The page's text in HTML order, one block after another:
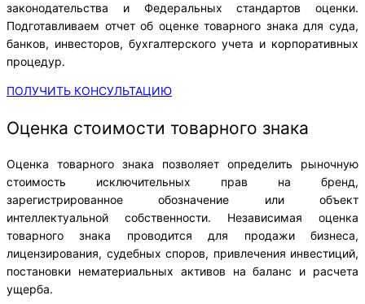
законодательства и Федеральных стандартов оценки.
Подготавливаем отчет об оценке товарного знака для суда,
банков, инвесторов, бухгалтерского учета и корпоративных
процедур.
ПОЛУЧИТЬ КОНСУЛЬТАЦИЮ
Оценка стоимости товарного знака
Оценка товарного знака позволяет определить рыночную
стоимость исключительных прав на бренд,
зарегистрированное обозначение или объект
интеллектуальной собственности. Независимая оценка
товарного знака проводится для продажи бизнеса,
лицензирования, судебных споров, привлечения инвестиций,
постановки нематериальных активов на баланс и расчета
ущерба.